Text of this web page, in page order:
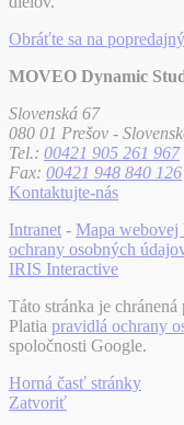
Obráťte sa na
MOVEO Dynamic
Slovenská 67
080 01 Prešov -
Tel.: 00421 905 261 967
Fax: 00421 948 840 126
Kontaktujte-nás
Intranet - Mapa
ochrany osobných
IRIS Interactive
Táto stránka je
Platia pravidlá ochrany
spoločnosti Google.
Horná časť stránky
Zatvoriť